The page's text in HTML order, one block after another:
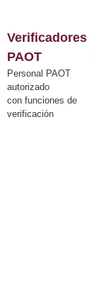
Verificadores
PAOT
Personal PAOT
autorizado
con funciones de
verificación